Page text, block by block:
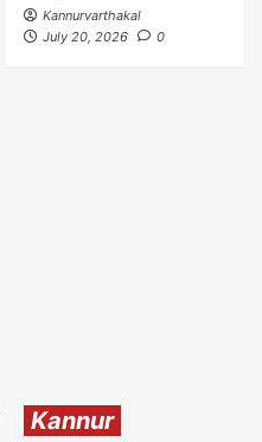
Kannurvarthakal
July 20, 2026
0
Kannur